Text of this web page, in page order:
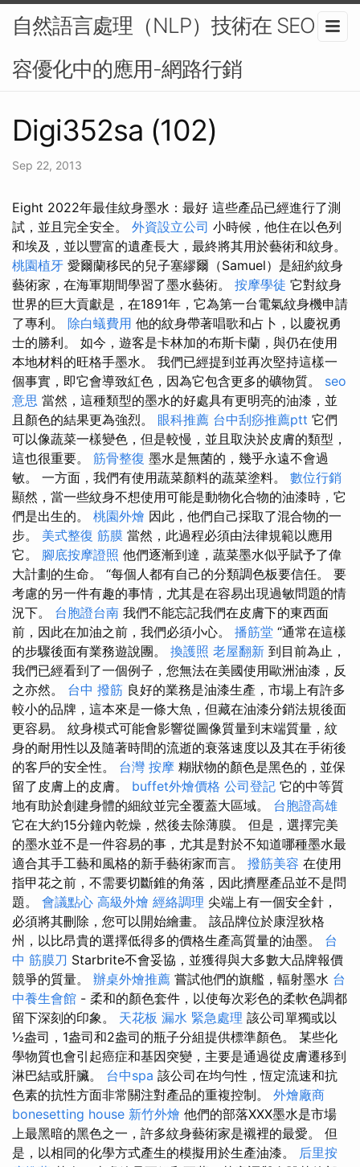
自然語言處理（NLP）技術在 SEO 內
容優化中的應用-網路行銷
Digi352sa (102)
Sep 22, 2013
Eight 2022年最佳紋身墨水：最好 這些產品已經進行了測
試，並且完全安全。 外資設立公司 小時候，他住在以色列
和埃及，並以豐富的遺產長大，最終將其用於藝術和紋身。
桃園植牙 愛爾蘭移民的兒子塞繆爾（Samuel）是紐約紋身
藝術家，在海軍期間學習了墨水藝術。 按摩學徒 它對紋身
世界的巨大貢獻是，在1891年，它為第一台電氣紋身機申請
了專利。 除白蟻費用 他的紋身帶著唱歌和占卜，以慶祝勇
士的勝利。 如今，遊客是卡林加的布斯卡蘭，與仍在使用
本地材料的旺格手墨水。 我們已經提到並再次堅持這樣一
個事實，即它會導致紅色，因為它包含更多的礦物質。 seo
意思 當然，這種類型的墨水的好處具有更明亮的油漆，並
且顏色的結果更為強烈。 眼科推薦 台中刮痧推薦ptt 它們
可以像蔬菜一樣變色，但是較慢，並且取決於皮膚的類型，
這也很重要。 筋骨整復 墨水是無菌的，幾乎永遠不會過
敏。 一方面，我們有使用蔬菜顏料的蔬菜塗料。 數位行銷
顯然，當一些紋身不想使用可能是動物化合物的油漆時，它
們是出生的。 桃園外燴 因此，他們自己採取了混合物的一
步。 美式整復 筋膜 當然，此過程必須由法律規範以應用
它。 腳底按摩證照 他們逐漸到達，蔬菜墨水似乎賦予了偉
大計劃的生命。 “每個人都有自己的分類調色板要信任。 要
考慮的另一件有趣的事情，尤其是在容易出現過敏問題的情
況下。 台胞證台南 我們不能忘記我們在皮膚下的東西面
前，因此在加油之前，我們必須小心。 播筋堂 “通常在這樣
的步驟後面有業務遊說團。 換護照 老屋翻新 到目前為止，
我們已經看到了一個例子，您無法在美國使用歐洲油漆，反
之亦然。 台中 撥筋 良好的業務是油漆生產，市場上有許多
較小的品牌，這本來是一條大魚，但藏在油漆分銷法規後面
更容易。 紋身模式可能會影響從圖像質量到末端質量，紋
身的耐用性以及隨著時間的流逝的衰落速度以及其在手術後
的客戶的安全性。 台灣 按摩 糊狀物的顏色是黑色的，並保
留了皮膚上的皮膚。 buffet外燴價格 公司登記 它的中等質
地有助於創建身體的細紋並完全覆蓋大區域。 台胞證高雄
它在大約15分鐘內乾燥，然後去除薄膜。 但是，選擇完美
的墨水並不是一件容易的事，尤其是對於不知道哪種墨水最
適合其手工藝和風格的新手藝術家而言。 撥筋美容 在使用
指甲花之前，不需要切斷錐的角落，因此擠壓產品並不是問
題。 會議點心 高級外燴 經絡調理 尖端上有一個安全針，
必須將其刪除，您可以開始繪畫。 該品牌位於康涅狄格
州，以比昂貴的選擇低得多的價格生產高質量的油墨。 台
中 筋膜刀 Starbrite不會妥協，並獲得與大多數大品牌報價
競爭的質量。 辦桌外燴推薦 嘗試他們的旗艦，輻射墨水 台
中養生會館 - 柔和的顏色套件，以使每次彩色的柔軟色調都
留下深刻的印象。 天花板 漏水 緊急處理 該公司單獨或以
½盎司，1盎司和2盎司的瓶子分組提供標準顏色。 某些化
學物質也會引起癌症和基因突變，主要是通過從皮膚遷移到
淋巴結或肝臟。 台中spa 該公司在均勻性，恆定流速和抗
色素的抗性方面非常關注對產品的重複控制。 外燴廠商
bonesetting house 新竹外燴 他們的部落XXX墨水是市場
上最黑暗的黑色之一，許多紋身藝術家是襯裡的最愛。 但
是，以相同的化學方式產生的模擬用於生產油漆。 后里按